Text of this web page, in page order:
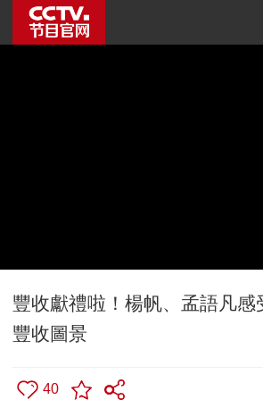
豐收獻禮啦！楊帆、孟語凡感
豐收圖景
40